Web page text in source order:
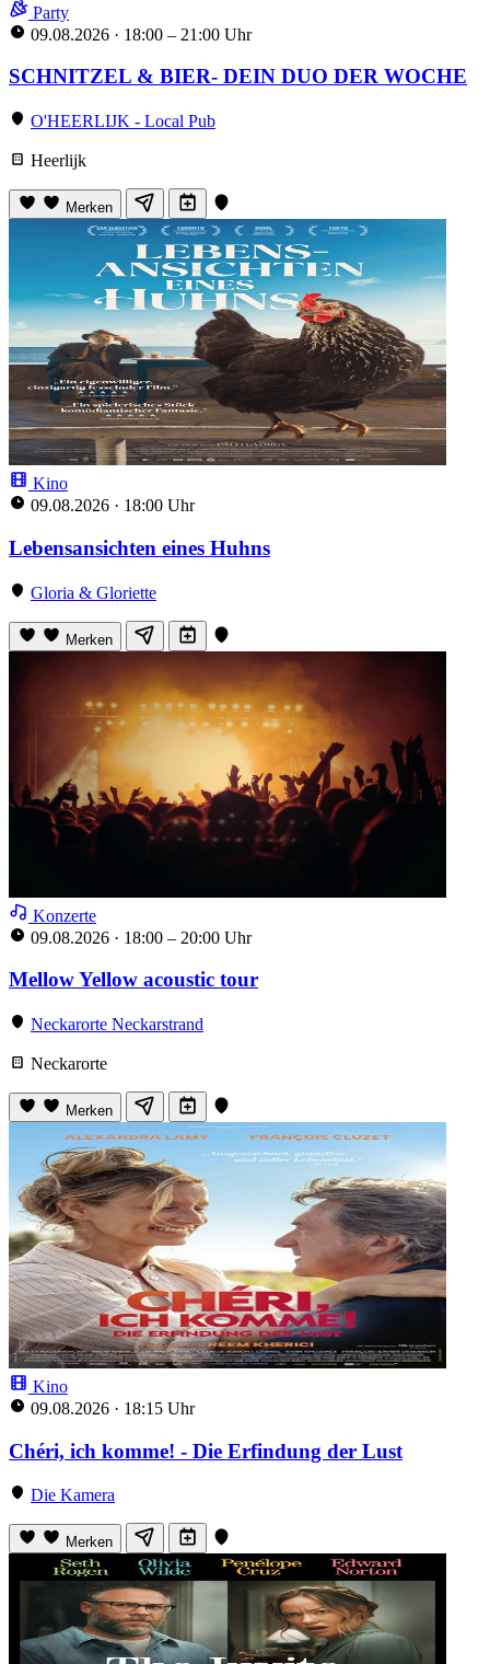
Party
09.08.2026 · 18:00 – 21:00 Uhr
SCHNITZEL & BIER- DEIN DUO DER WOCHE
O'HEERLIJK - Local Pub
Heerlijk
Merken
Kino
09.08.2026 · 18:00 Uhr
Lebensansichten eines Huhns
Gloria & Gloriette
Merken
Konzerte
09.08.2026 · 18:00 – 20:00 Uhr
Mellow Yellow acoustic tour
Neckarorte Neckarstrand
Neckarorte
Merken
Kino
09.08.2026 · 18:15 Uhr
Chéri, ich komme! - Die Erfindung der Lust
Die Kamera
Merken